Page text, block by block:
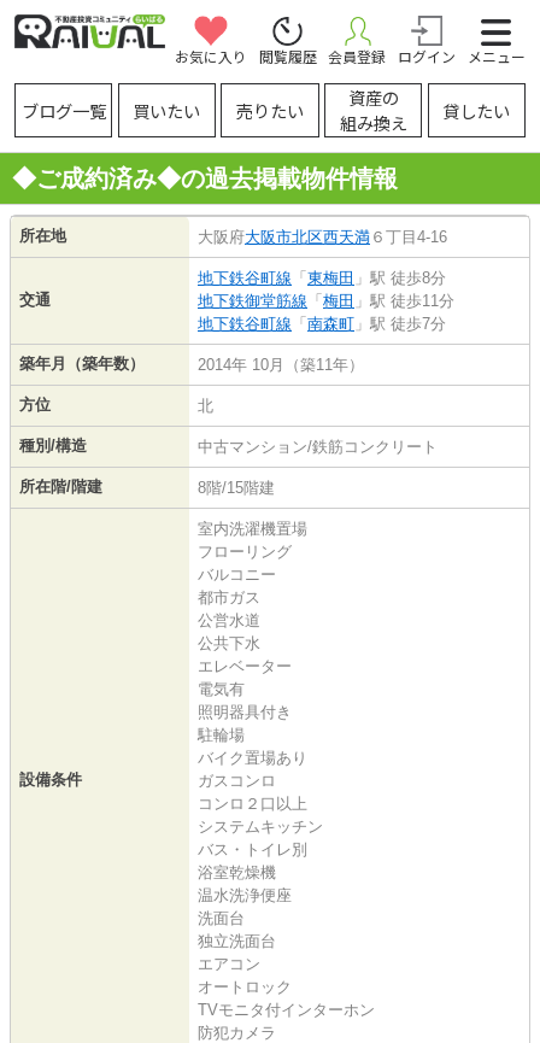
お気に入り 閲覧履歴 会員登録 ログイン メニュー
ブログ一覧 買いたい 売りたい
資産の
組み換え
貸したい
◆ご成約済み◆の過去掲載物件情報
所在地 大阪府大阪市北区西天満 ６丁目4-16
交通
地下鉄谷町線 「東梅田 」駅 徒歩8分
地下鉄御堂筋線 「梅田 」駅 徒歩11分
地下鉄谷町線 「南森町 」駅 徒歩7分
築年月（築年数） 2014年 10月（築11年）
方位 北
種別/構造 中古マンション/鉄筋コンクリート
所在階/階建 8階/15階建
設備条件
室内洗濯機置場
フローリング
バルコニー
都市ガス
公営水道
公共下水
エレベーター
電気有
照明器具付き
駐輪場
バイク置場あり
ガスコンロ
コンロ２口以上
システムキッチン
バス・トイレ別
浴室乾燥機
温水洗浄便座
洗面台
独立洗面台
エアコン
オートロック
TVモニタ付インターホン
防犯カメラ